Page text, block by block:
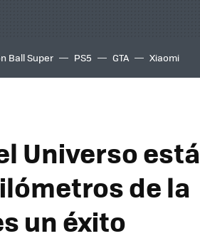
Ball Super PS5 GTA Xiaomi
Universo está
de la
un éxito